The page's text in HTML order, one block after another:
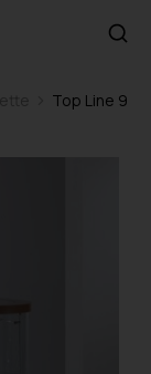
Top Line 9